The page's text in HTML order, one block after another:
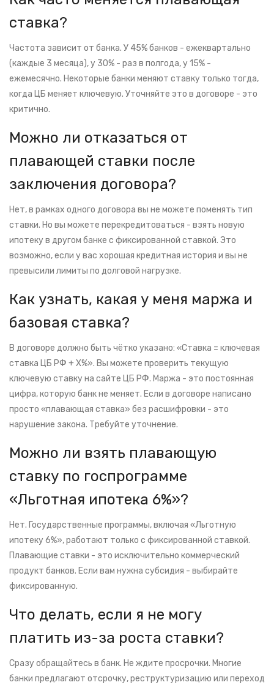
ставка?
Частота зависит от банка. У 45% банков - ежеквартально
(каждые 3 месяца), у 30% - раз в полгода, у 15% -
ежемесячно. Некоторые банки меняют ставку только тогда,
когда ЦБ меняет ключевую. Уточняйте это в договоре - это
критично.
Можно ли отказаться от
плавающей ставки после
заключения договора?
Нет, в рамках одного договора вы не можете поменять тип
ставки. Но вы можете перекредитоваться - взять новую
ипотеку в другом банке с фиксированной ставкой. Это
возможно, если у вас хорошая кредитная история и вы не
превысили лимиты по долговой нагрузке.
Как узнать, какая у меня маржа и
базовая ставка?
В договоре должно быть чётко указано: «Ставка = ключевая
ставка ЦБ РФ + X%». Вы можете проверить текущую
ключевую ставку на сайте ЦБ РФ. Маржа - это постоянная
цифра, которую банк не меняет. Если в договоре написано
просто «плавающая ставка» без расшифровки - это
нарушение закона. Требуйте уточнение.
Можно ли взять плавающую
ставку по госпрограмме
«Льготная ипотека 6%»?
Нет. Государственные программы, включая «Льготную
ипотеку 6%», работают только с фиксированной ставкой.
Плавающие ставки - это исключительно коммерческий
продукт банков. Если вам нужна субсидия - выбирайте
фиксированную.
Что делать, если я не могу
платить из-за роста ставки?
Сразу обращайтесь в банк. Не ждите просрочки. Многие
банки предлагают отсрочку, реструктуризацию или переход